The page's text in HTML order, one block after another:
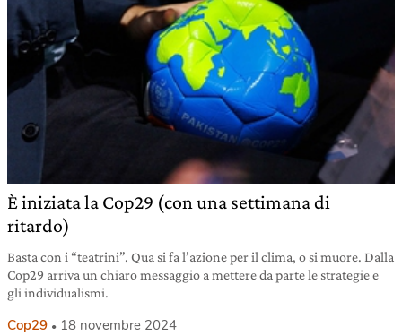
È iniziata la Cop29 (con una settimana di
ritardo)
Basta con i “teatrini”. Qua si fa l’azione per il clima, o si muore. Dalla
Cop29 arriva un chiaro messaggio a mettere da parte le strategie e
gli individualismi.
Cop29 18 novembre 2024